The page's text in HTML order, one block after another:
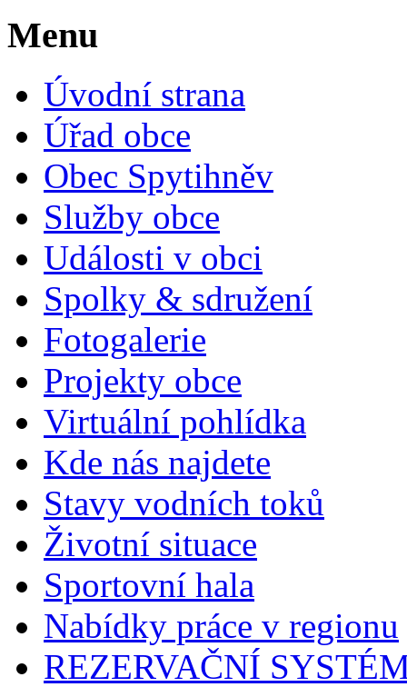
Menu
Úvodní strana
Úřad obce
Obec Spytihněv
Služby obce
Události v obci
Spolky & sdružení
Fotogalerie
Projekty obce
Virtuální pohlídka
Kde nás najdete
Stavy vodních toků
Životní situace
Sportovní hala
Nabídky práce v regionu
REZERVAČNÍ